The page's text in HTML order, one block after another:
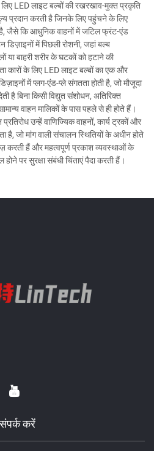
लिए LED लाइट बल्बों की रखरखाव-मुक्त प्रकृति
प्रदान करती है जिनके लिए पहुंचने के लिए
है, जैसे कि आधुनिक वाहनों में जटिल फ्रंट-एंड
में पिछली रोशनी, जहां बल्ब
या बाहरी शरीर के घटकों को हटाने की
कारों के लिए LED लाइट बल्बों का एक और
में प्लग-एंड-प्ले संगतता होती है, जो मौजूदा
है बिना किसी विद्युत संशोधन, अतिरिक्त
वाहन मालिकों के पास पहले से ही होते हैं।
उन्हें वाणिज्यिक वाहनों, कार्य ट्रकों और
है, जो मांग वाली संचालन स्थितियों के अधीन होते
करती हैं और महत्वपूर्ण प्रकाश व्यवस्थाओं के
पर सुरक्षा संबंधी चिंताएं पैदा करती हैं।
करें